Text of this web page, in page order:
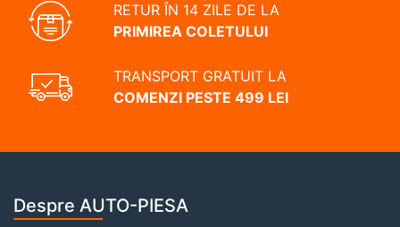
RETUR ÎN 14 ZILE DE LA
PRIMIREA COLETULUI
TRANSPORT GRATUIT LA
COMENZI PESTE 499 LEI
Despre AUTO-PIESA